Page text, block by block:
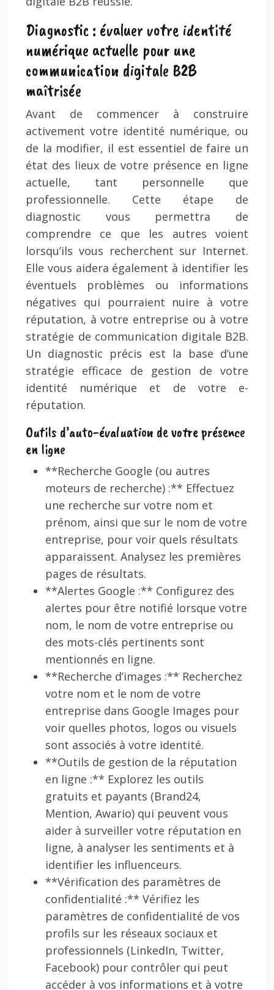
Diagnostic : évaluer votre identité
numérique actuelle pour une
communication digitale B2B
maîtrisée
Avant de commencer à construire
activement votre identité numérique, ou
de la modifier, il est essentiel de faire un
état des lieux de votre présence en ligne
actuelle, tant personnelle que
professionnelle. Cette étape de
diagnostic vous permettra de
comprendre ce que les autres voient
lorsqu’ils vous recherchent sur Internet.
Elle vous aidera également à identifier les
éventuels problèmes ou informations
négatives qui pourraient nuire à votre
réputation, à votre entreprise ou à votre
stratégie de communication digitale B2B.
Un diagnostic précis est la base d’une
stratégie efficace de gestion de votre
identité numérique et de votre e-
réputation.
Outils d’auto-évaluation de votre présence
en ligne
**Recherche Google (ou autres
moteurs de recherche) :** Effectuez
une recherche sur votre nom et
prénom, ainsi que sur le nom de votre
entreprise, pour voir quels résultats
apparaissent. Analysez les premières
pages de résultats.
**Alertes Google :** Configurez des
alertes pour être notifié lorsque votre
nom, le nom de votre entreprise ou
des mots-clés pertinents sont
mentionnés en ligne.
**Recherche d’images :** Recherchez
votre nom et le nom de votre
entreprise dans Google Images pour
voir quelles photos, logos ou visuels
sont associés à votre identité.
**Outils de gestion de la réputation
en ligne :** Explorez les outils
gratuits et payants (Brand24,
Mention, Awario) qui peuvent vous
aider à surveiller votre réputation en
ligne, à analyser les sentiments et à
identifier les influenceurs.
**Vérification des paramètres de
confidentialité :** Vérifiez les
paramètres de confidentialité de vos
profils sur les réseaux sociaux et
professionnels (LinkedIn, Twitter,
Facebook) pour contrôler qui peut
accéder à vos informations et à votre